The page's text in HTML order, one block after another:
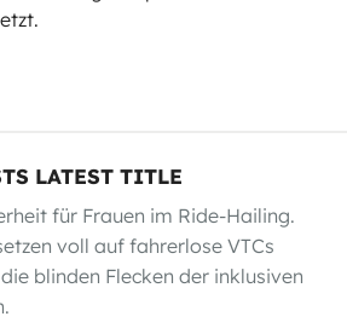
LATEST TITLE
für Frauen im Ride-Hailing.
voll auf fahrerlose VTCs
blinden Flecken der inklusiven